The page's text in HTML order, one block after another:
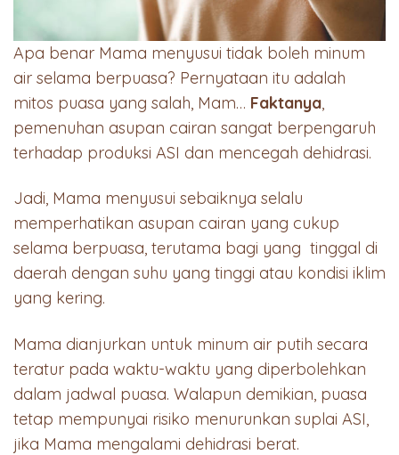
Apa benar Mama menyusui tidak boleh minum
air selama berpuasa? Pernyataan itu adalah
mitos puasa yang salah, Mam… Faktanya,
pemenuhan asupan cairan sangat berpengaruh
terhadap produksi ASI dan mencegah dehidrasi.
Jadi, Mama menyusui sebaiknya selalu
memperhatikan asupan cairan yang cukup
selama berpuasa, terutama bagi yang tinggal di
daerah dengan suhu yang tinggi atau kondisi iklim
yang kering.
Mama dianjurkan untuk minum air putih secara
teratur pada waktu-waktu yang diperbolehkan
dalam jadwal puasa. Walapun demikian, puasa
tetap mempunyai risiko menurunkan suplai ASI,
jika Mama mengalami dehidrasi berat.